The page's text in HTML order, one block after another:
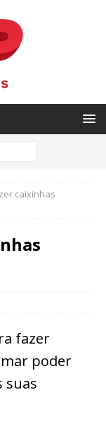
caixinhas
fazer
poder
suas